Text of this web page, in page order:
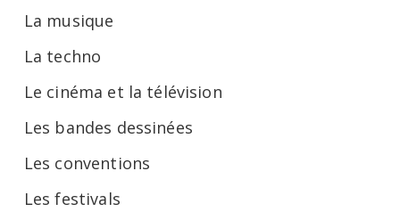
La musique
La techno
Le cinéma et la télévision
Les bandes dessinées
Les conventions
Les festivals